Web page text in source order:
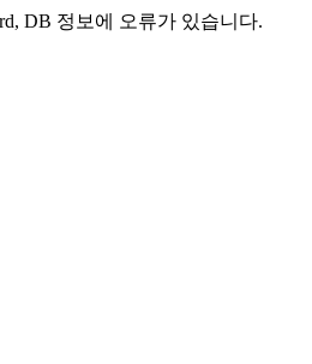
DB 정보에 오류가 있습니다.